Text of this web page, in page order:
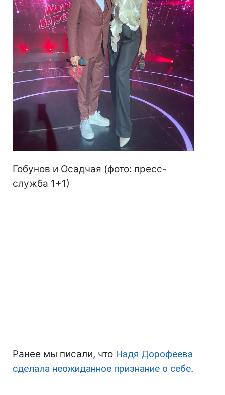
Гобунов и Осадчая (фото: пресс-
служба 1+1)
Ранее мы писали, что Надя Дорофеева
сделала неожиданное признание о себе.